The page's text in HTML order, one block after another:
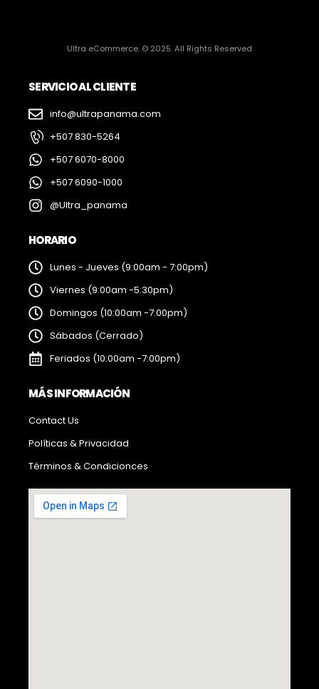
Ultra eCommerce. © 2025. All Rights Reserved
SERVICIO AL CLIENTE
info@ultrapanama.com
+507 830-5264
+507 6070-8000
+507 6090-1000
@Ultra_panama
HORARIO
Lunes - Jueves (9:00am - 7:00pm)
Viernes (9:00am -5:30pm)
Domingos (10:00am -7:00pm)
Sábados (Cerrado)
Feriados (10:00am -7:00pm)
MÁS INFORMACIÓN
Contact Us
Políticas & Privacidad
Términos & Condicionces